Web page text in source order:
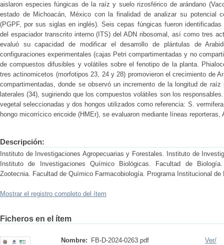
aislaron especies fúngicas de la raíz y suelo rizosférico de arándano
estado de Michoacán, México con la finalidad de analizar su potencial
(PGPF, por sus siglas en inglés). Seis cepas fúngicas fueron
del espaciador transcrito interno (ITS) del ADN ribosomal, así como tres
evaluó su capacidad de modificar el desarrollo de plántulas de
configuraciones experimentales (cajas Petri compartimentadas y no
de compuestos difusibles y volátiles sobre el fenotipo de la planta.
tres actinomicetos (morfotipos 23, 24 y 28) promovieron el crecimiento de
compartimentadas, donde se observó un incremento de la longitud de
laterales (34), sugiriendo que los compuestos volátiles son los
vegetal seleccionadas y dos hongos utilizados como referencia: S.
hongo micorrícico ericoide (HMEr), se evaluaron mediante líneas reporteras,
Descripción:
Instituto de Investigaciones Agropecuarias y Forestales. Instituto de
Instituto de Investigaciones Químico Biológicas. Facultad de
Zootecnia. Facultad de Químico Farmacobiología. Programa Institucional
Mostrar el registro completo del ítem
Ficheros en el ítem
Nombre:
FB-D-2024-0263.pdf
Ver/